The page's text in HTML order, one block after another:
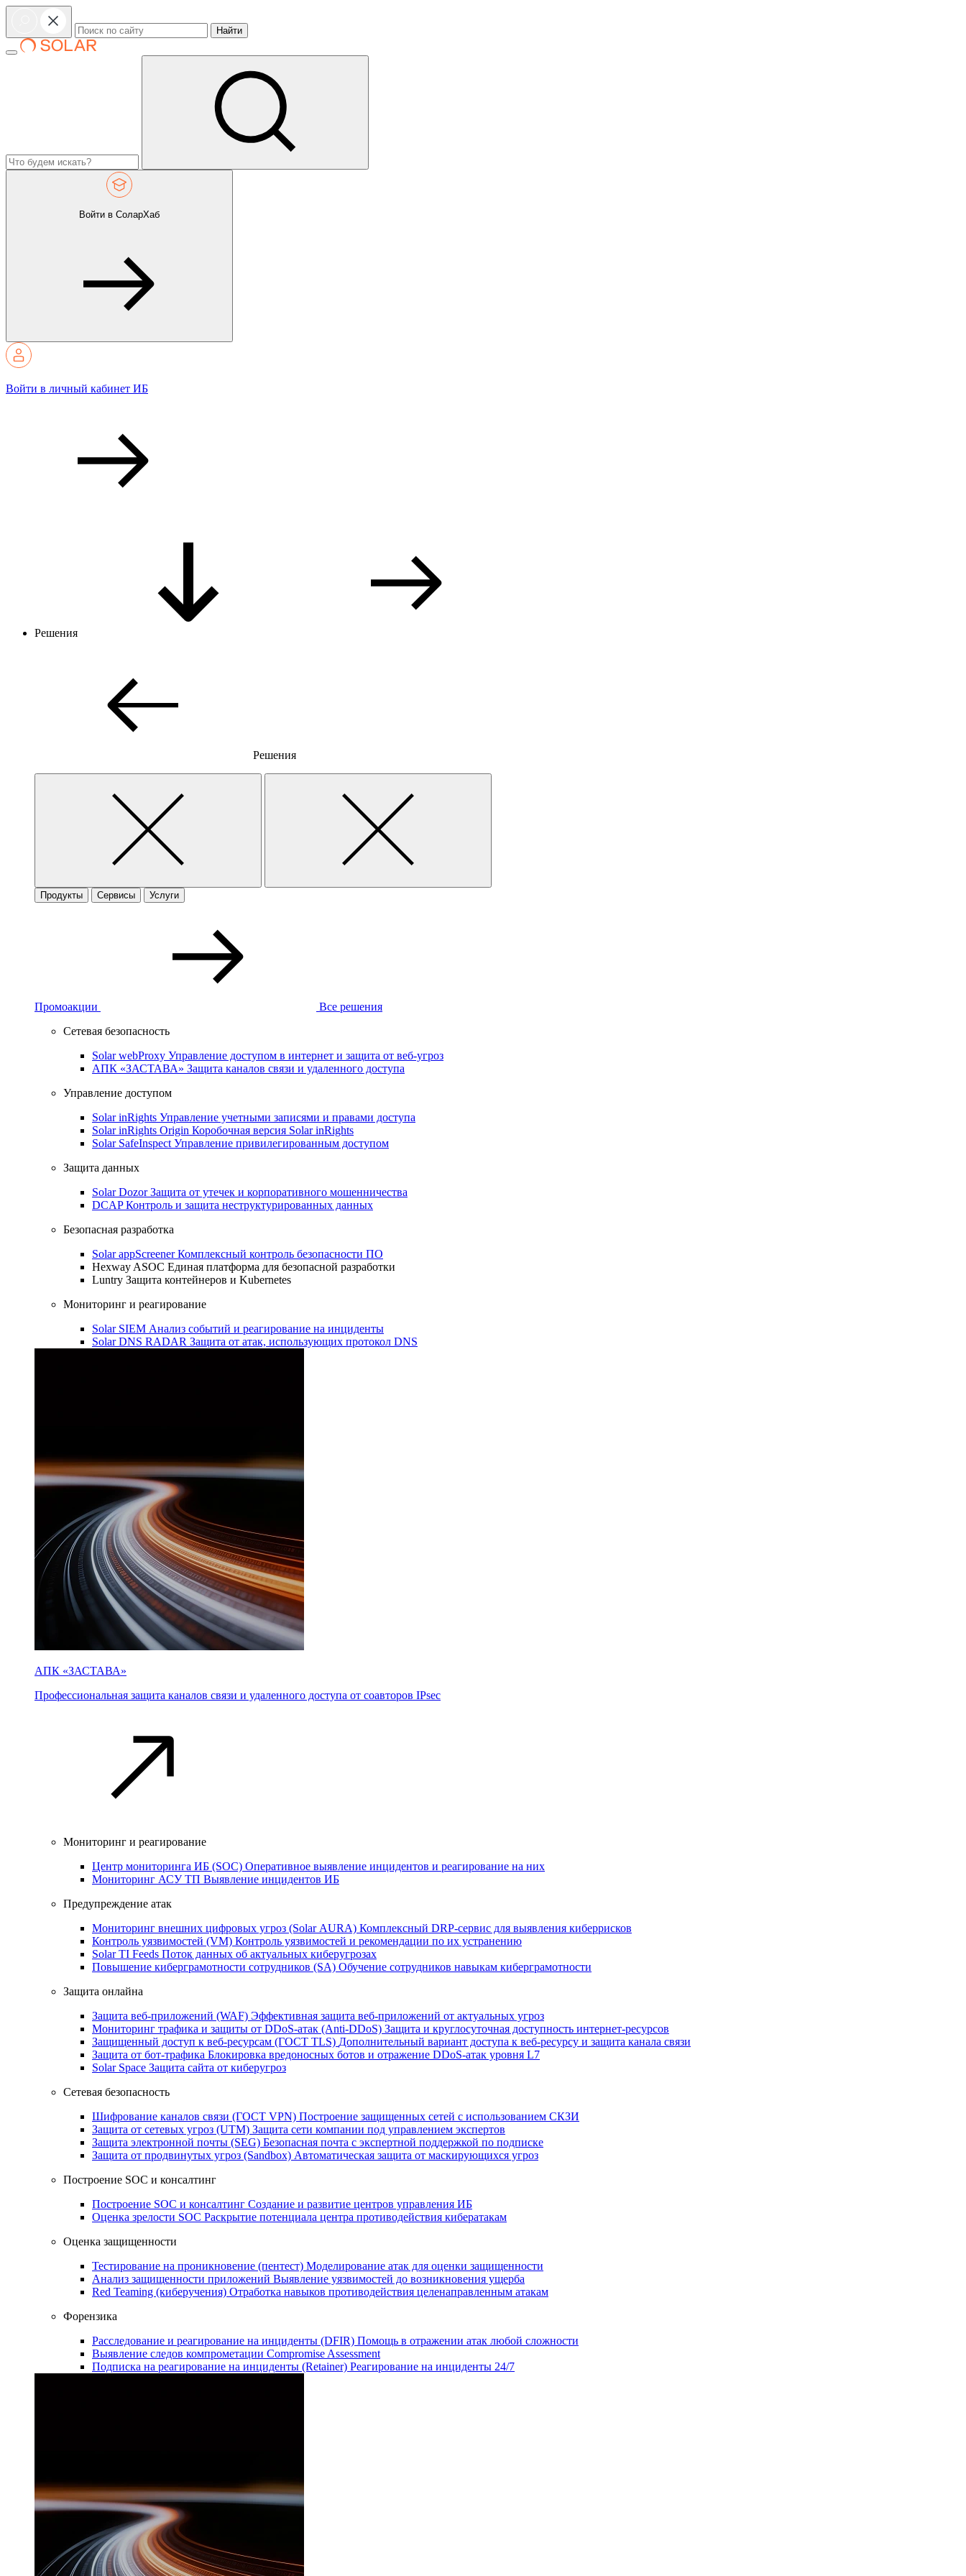
Найти
Войти в СоларХаб
Войти в личный кабинет ИБ
Решения
Решения
Продукты Сервисы Услуги
Промоакции
Все решения
Сетевая безопасность
Solar webProxy Управление доступом в интернет и защита от веб-угроз
АПК «ЗАСТАВА» Защита каналов связи и удаленного доступа
Управление доступом
Solar inRights Управление учетными записями и правами доступа
Solar inRights Origin Коробочная версия Solar inRights
Solar SafeInspect Управление привилегированным доступом
Защита данных
Solar DozorЗащита от утечек и корпоративного мошенничества
DCAPКонтроль и защита неструктурированных данных
Безопасная разработка
Solar appScreenerКомплексный контроль безопасности ПО
Hexway ASOC Единая платформа для безопасной разработки
Luntry Защита контейнеров и Kubernetes
Мониторинг и реагирование
Solar SIEM Анализ событий и реагирование на инциденты
Solar DNS RADAR Защита от атак, использующих протокол DNS
АПК «ЗАСТАВА»
Профессиональная защита каналов связи и удаленного доступа от соавторов IPsec
Мониторинг и реагирование
Центр мониторинга ИБ (SOC) Оперативное выявление инцидентов и реагирование на них
Мониторинг АСУ ТП Выявление инцидентов ИБ
Предупреждение атак
Мониторинг внешних цифровых угроз (Solar AURA) Комплексный DRP-сервис для выявления киберрисков
Контроль уязвимостей (VM) Контроль уязвимостей и рекомендации по их устранению
Solar TI Feeds Поток данных об актуальных киберугрозах
Повышение киберграмотности сотрудников (SA) Обучение сотрудников навыкам киберграмотности
Защита онлайна
Защита веб-приложений (WAF) Эффективная защита веб-приложений от актуальных угроз
Мониторинг трафика и защиты от DDoS‑атак (Anti‑DDoS) Защита и круглосуточная доступность интернет-ресурсов
Защищенный доступ к веб-ресурсам (ГОСТ TLS) Дополнительный вариант доступа к веб‑ресурсу и защита канала связи
Защита от бот‑трафика Блокировка вредоносных ботов и отражение DDoS‑атак уровня L7
Solar Space Защита сайта от киберугроз
Сетевая безопасность
Шифрование каналов связи (ГОСТ VPN) Построение защищенных сетей с использованием СКЗИ
Защита от сетевых угроз (UTM) Защита сети компании под управлением экспертов
Защита электронной почты (SEG) Безопасная почта с экспертной поддержкой по подписке
Защита от продвинутых угроз (Sandbox) Автоматическая защита от маскирующихся угроз
Построение SOC и консалтинг
Построение SOC и консалтинг Создание и развитие центров управления ИБ
Оценка зрелости SOC Раскрытие потенциала центра противодействия кибератакам
Оценка защищенности
Тестирование на проникновение (пентест) Моделирование атак для оценки защищенности
Анализ защищенности приложений Выявление уязвимостей до возникновения ущерба
Red Teaming (киберучения) Отработка навыков противодействия целенаправленным атакам
Форензика
Расследование и реагирование на инциденты (DFIR) Помощь в отражении атак любой сложности
Выявление следов компрометации Compromise Assessment
Подписка на реагирование на инциденты (Retainer) Реагирование на инциденты 24/7